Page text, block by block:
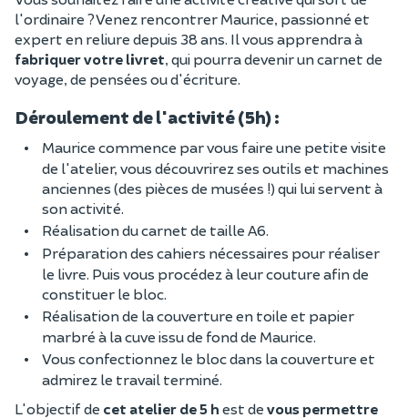
l'ordinaire ? Venez rencontrer Maurice, passionné et
expert en reliure depuis 38 ans. Il vous apprendra à
fabriquer votre livret, qui pourra devenir un carnet de
voyage, de pensées ou d'écriture.
Déroulement de l'activité (5h) :
Maurice commence par vous faire une petite visite
de l'atelier, vous découvrirez ses outils et machines
anciennes (des pièces de musées !) qui lui servent à
son activité.
Réalisation du carnet de taille A6.
Préparation des cahiers nécessaires pour réaliser
le livre. Puis vous procédez à leur couture afin de
constituer le bloc.
Réalisation de la couverture en toile et papier
marbré à la cuve issu de fond de Maurice.
Vous confectionnez le bloc dans la couverture et
admirez le travail terminé.
L'objectif de cet atelier de 5 h est de vous permettre